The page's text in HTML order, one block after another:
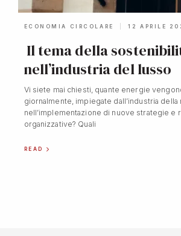
ECONOMIA CIRCOLARE 12 APRILE
Il tema della
nell’industria del lusso
Vi siete mai chiesti, quante energie
giornalmente, impiegate dall’industria della
nell’implementazione di nuove strategie e
organizzative? Quali
READ